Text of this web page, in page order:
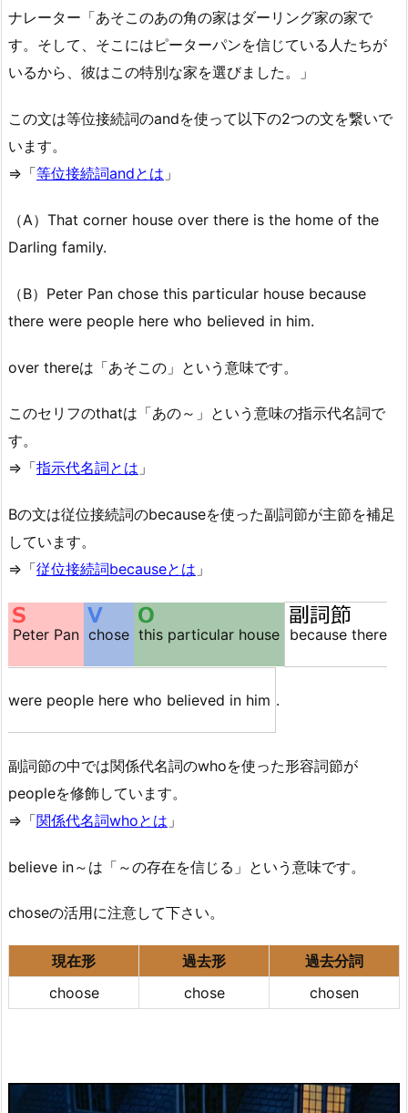
ナレーター「あそこのあの角の家はダーリング家の家で
す。そして、そこにはピーターパンを信じている人たちが
いるから、彼はこの特別な家を選びました。」
この文は等位接続詞のandを使って以下の2つの文を繋いで
います。
⇒「等位接続詞andとは 」
（A）That corner house over there is the home of the
Darling family.
（B）Peter Pan chose this particular house because
there were people here who believed in him.
over thereは「あそこの」という意味です。
このセリフのthatは「あの～」という意味の指示代名詞で
す。
⇒「指示代名詞とは 」
Bの文は従位接続詞のbecauseを使った副詞節が主節を補足
しています。
⇒「従位接続詞becauseとは 」
Peter Pan chose this particular house because there
were people here who believed in him .
副詞節の中では関係代名詞のwhoを使った形容詞節が
peopleを修飾しています。
⇒「関係代名詞whoとは 」
believe in～は「～の存在を信じる」という意味です。
choseの活用に注意して下さい。
現在形 過去形
過去分詞
choose
chose chosen
動